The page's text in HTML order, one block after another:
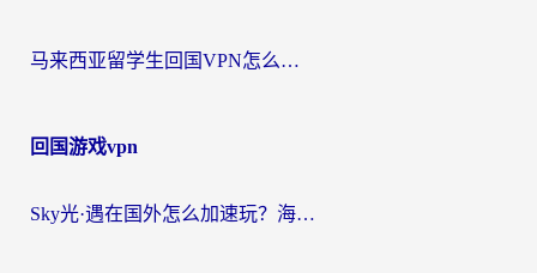
马来西亚留学生回国VPN怎么选？3个避坑点+1款实测好用的加速器推荐
回国游戏vpn
Sky光·遇在国外怎么加速玩？海外党亲测有效的国服游戏加速指南